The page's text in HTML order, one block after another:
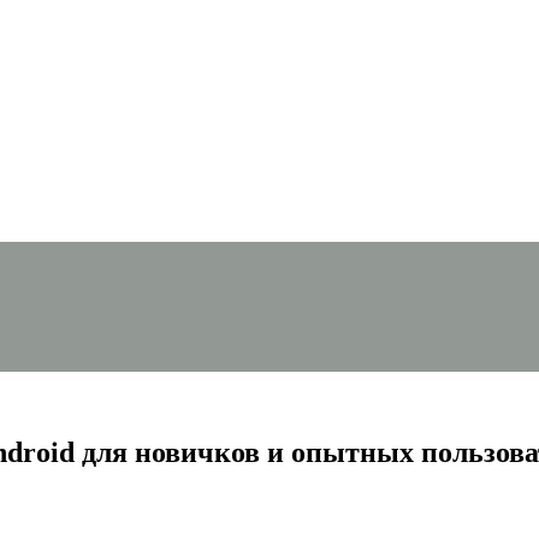
для новичков и опытных